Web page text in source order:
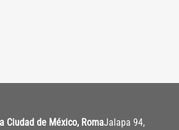
Ciudad de México, RomaJalapa 94,